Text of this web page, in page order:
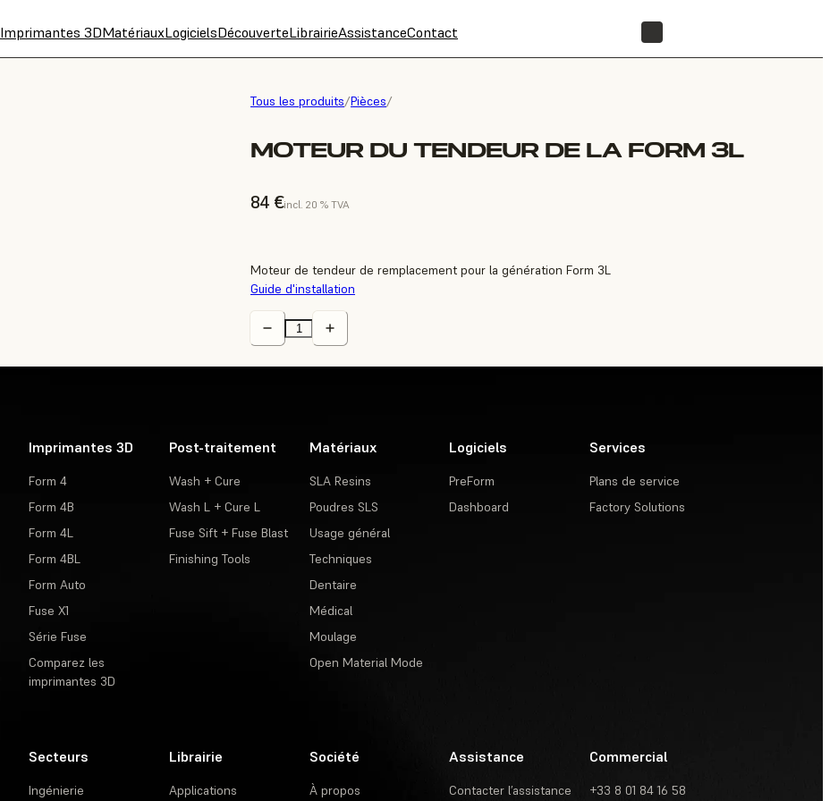
Imprimantes 3DMatériauxLogicielsDécouverteLibrairieAssistanceContact
Tous les produits/Pièces/
MOTEUR DU TENDEUR DE LA FORM 3L
84 €incl. 20 % TVA
Moteur de tendeur de remplacement pour la génération Form 3L
Guide d'installation
Imprimantes 3D
Form 4
Form 4B
Form 4L
Form 4BL
Form Auto
Fuse X1
Série Fuse
Comparez les
imprimantes 3D
Post-traitement
Wash + Cure
Wash L + Cure L
Fuse Sift + Fuse Blast
Finishing Tools
Matériaux
SLA Resins
Poudres SLS
Usage général
Techniques
Dentaire
Médical
Moulage
Open Material Mode
Logiciels
PreForm
Dashboard
Services
Plans de service
Factory Solutions
Secteurs
Ingénierie
Librairie
Applications
Société
À propos
Assistance
Contacter l’assistance
Commercial
+33 8 01 84 16 58